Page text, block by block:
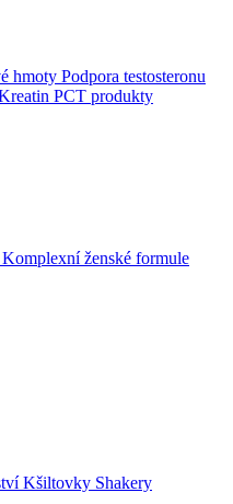
hmoty Podpora testosteronu
PCT produkty
Komplexní ženské formule
Kšiltovky Shakery